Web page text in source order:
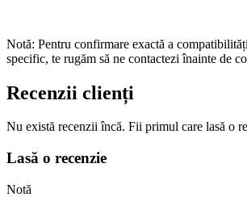
Notă: Pentru confirmare exactă a
specific, te rugăm să ne contactezi înainte de
Recenzii clienți
Nu există recenzii încă. Fii primul care lasă o
Lasă o recenzie
Notă